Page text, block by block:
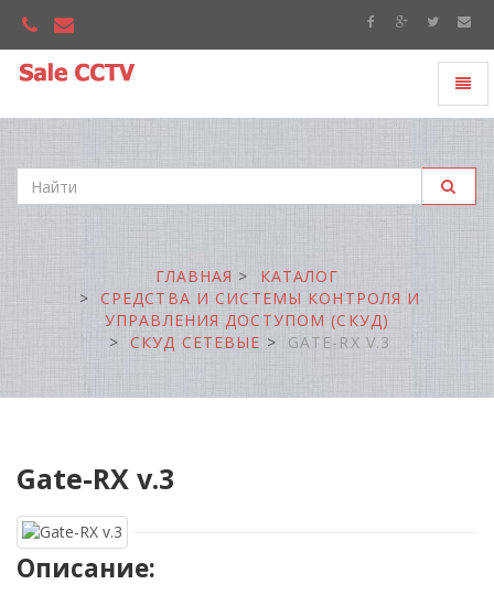
CCTV"
ГЛАВНАЯ
КАТАЛОГ
СРЕДСТВА И СИСТЕМЫ КОНТРОЛЯ И
УПРАВЛЕНИЯ ДОСТУПОМ (СКУД)
СКУД СЕТЕВЫЕ
GATE-RX V.3
Gate-RX v.3
Описание: